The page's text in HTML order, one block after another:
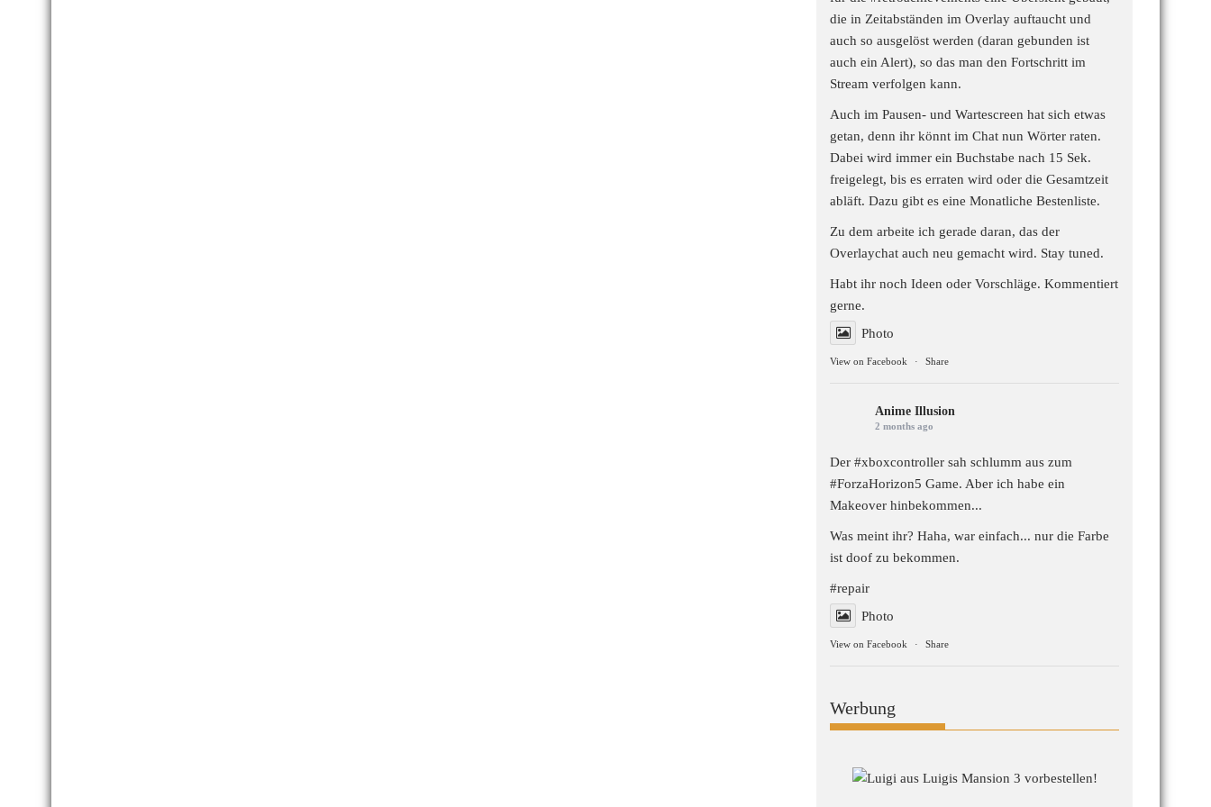
die in Zeitabständen im Overlay auftaucht und
auch so ausgelöst werden (daran gebunden ist
auch ein Alert), so das man den Fortschritt im
Stream verfolgen kann.
Auch im Pausen- und Wartescreen hat sich etwas
getan, denn ihr könnt im Chat nun Wörter raten.
Dabei wird immer ein Buchstabe nach 15 Sek.
freigelegt, bis es erraten wird oder die Gesamtzeit
abläft. Dazu gibt es eine Monatliche Bestenliste.
Zu dem arbeite ich gerade daran, das der
Overlaychat auch neu gemacht wird. Stay tuned.
Habt ihr noch Ideen oder Vorschläge. Kommentiert
gerne.
Photo
View on Facebook · Share
Anime Illusion
2 months ago
Der #xboxcontroller sah schlumm aus zum
#ForzaHorizon5 Game. Aber ich habe ein
Makeover hinbekommen...
Was meint ihr? Haha, war einfach... nur die Farbe
ist doof zu bekommen.
#repair
Photo
View on Facebook · Share
Werbung